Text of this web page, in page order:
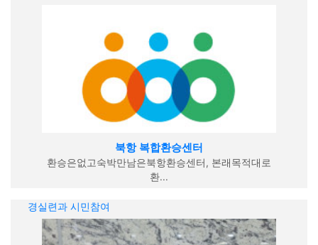
북항 복합환승센터
환승은없고숙박만남은북항환승센터, 본래목적대로
환...
경실련과 시민참여